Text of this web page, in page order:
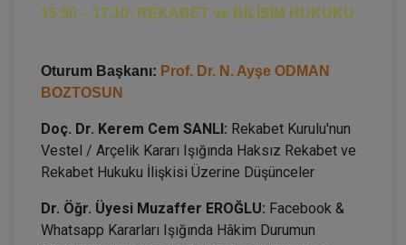
15.50 – 17.10: REKABET ve BİLİŞİM HUKUKU
Oturum Başkanı: Prof. Dr. N. Ayşe ODMAN
BOZTOSUN
Doç. Dr. Kerem Cem SANLI: Rekabet Kurulu'nun
Vestel / Arçelik Kararı Işığında Haksız Rekabet ve
Rekabet Hukuku İlişkisi Üzerine Düşünceler
Dr. Öğr. Üyesi Muzaffer EROĞLU: Facebook &
Whatsapp Kararları Işığında Hâkim Durumun